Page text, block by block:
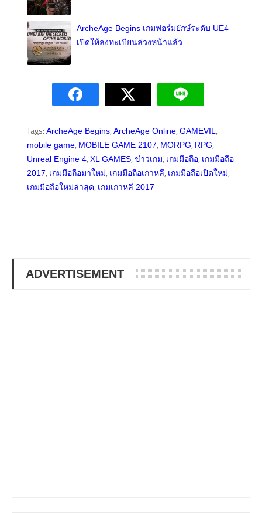
ArcheAge Begins เกมฟอร์มยักษ์ระดับ UE4
เปิดให้ลงทะเบียนล่วงหน้าแล้ว
Tags: ArcheAge Begins, ArcheAge Online, GAMEVIL ,
mobile game, MOBILE GAME 2107, MORPG, RPG,
Unreal Engine 4, XL GAMES, ข่าวเกม, เกมมือถือ, เกมมือถือ
2017, เกมมือถือมาใหม่, เกมมือถือเกาหลี, เกมมือถือเปิดใหม่,
เกมมือถือใหม่ล่าสุด, เกมเกาหลี 2017
ADVERTISEMENT